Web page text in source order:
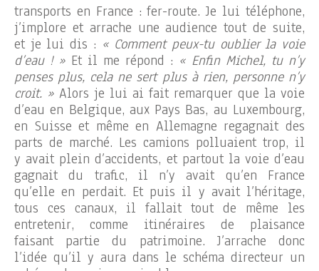
transports en France : fer-route. Je lui téléphone,
j’implore et arrache une audience tout de suite,
et je lui dis : « Comment peux-tu oublier la voie
d’eau ! » Et il me répond : « Enfin Michel, tu n’y
penses plus, cela ne sert plus à rien, personne n’y
croit. » Alors je lui ai fait remarquer que la voie
d’eau en Belgique, aux Pays Bas, au Luxembourg,
en Suisse et même en Allemagne regagnait des
parts de marché. Les camions polluaient trop, il
y avait plein d’accidents, et partout la voie d’eau
gagnait du trafic, il n’y avait qu’en France
qu’elle en perdait. Et puis il y avait l’héritage,
tous ces canaux, il fallait tout de même les
entretenir, comme itinéraires de plaisance
faisant partie du patrimoine. J’arrache donc
l’idée qu’il y aura dans le schéma directeur un